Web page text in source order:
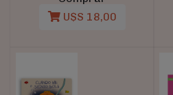
U$S 18,00